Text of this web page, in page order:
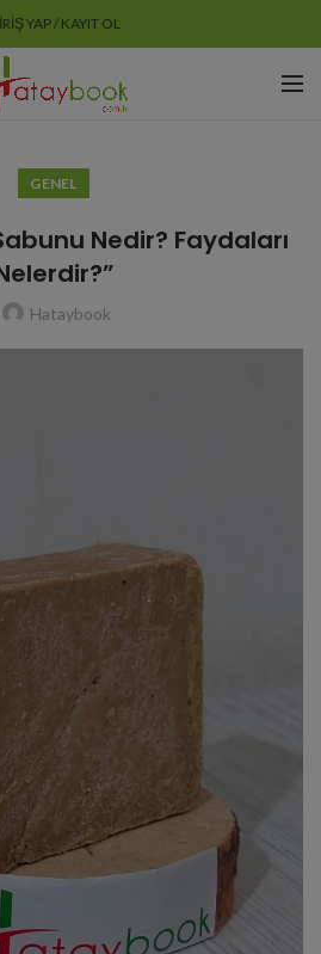
YAP / KAYIT OL
GENEL
Nedir? Faydaları
Hataybook